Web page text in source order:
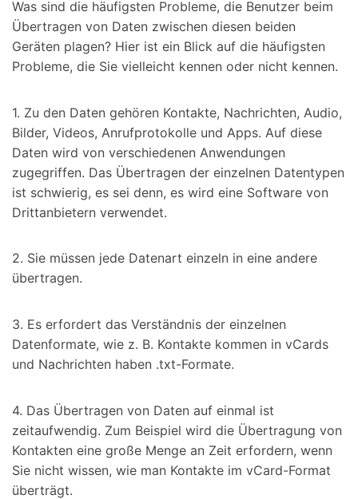
Was sind die häufigsten Probleme, die Benutzer beim
Übertragen von Daten zwischen diesen beiden
Geräten plagen? Hier ist ein Blick auf die häufigsten
Probleme, die Sie vielleicht kennen oder nicht kennen.
1. Zu den Daten gehören Kontakte, Nachrichten, Audio,
Bilder, Videos, Anrufprotokolle und Apps. Auf diese
Daten wird von verschiedenen Anwendungen
zugegriffen. Das Übertragen der einzelnen Datentypen
ist schwierig, es sei denn, es wird eine Software von
Drittanbietern verwendet.
2. Sie müssen jede Datenart einzeln in eine andere
übertragen.
3. Es erfordert das Verständnis der einzelnen
Datenformate, wie z. B. Kontakte kommen in vCards
und Nachrichten haben .txt-Formate.
4. Das Übertragen von Daten auf einmal ist
zeitaufwendig. Zum Beispiel wird die Übertragung von
Kontakten eine große Menge an Zeit erfordern, wenn
Sie nicht wissen, wie man Kontakte im vCard-Format
überträgt.